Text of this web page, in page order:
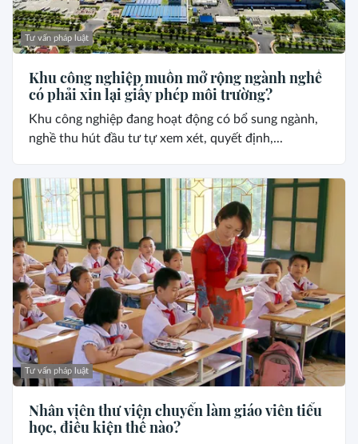
Tư vấn pháp luật
Khu công nghiệp muốn mở rộng ngành nghề
có phải xin lại giấy phép môi trường?
Khu công nghiệp đang hoạt động có bổ sung ngành,
nghề thu hút đầu tư tự xem xét, quyết định,...
Tư vấn pháp luật
Nhân viên thư viện chuyển làm giáo viên tiểu
học, điều kiện thế nào?